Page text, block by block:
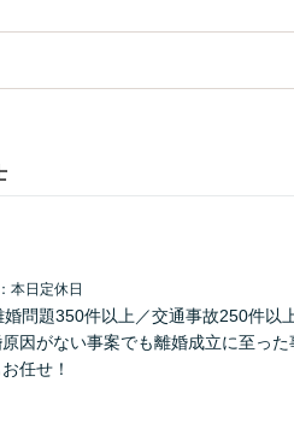
本日定休日
婚問題350件以上／交通事故250件
因がない事案でも離婚成立に至っ
任せ！